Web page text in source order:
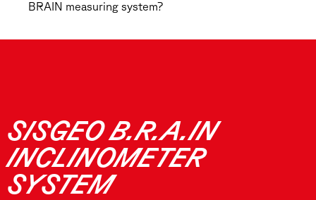
BRAIN measuring system?
SISGEO B.R.A.IN
INCLINOMETER
SYSTEM